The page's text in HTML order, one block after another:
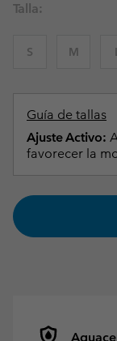
Talla:
S M L
Guía de tallas
Ajuste Activo:
favorecer la